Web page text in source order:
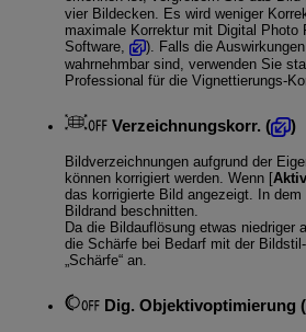
vier Bildecken. Es wird weniger
maximale Korrektur mit Digital Photo
Software,
). Falls die
wahrnehmbar sind, verwenden Sie
Professional für die Vignettierungs-
Verzeichnungskorr. ( )
Bildverzeichnungen aufgrund der
können korrigiert werden. Wenn [
das korrigierte Bild angezeigt. In
Bildrand beschnitten.
Da die Bildauflösung etwas niedriger
die Schärfe bei Bedarf mit der
„Schärfe“ an.
Dig. Objektivoptimierung (